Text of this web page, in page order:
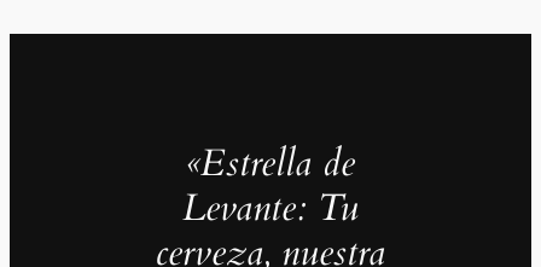
«Estrella de
Levante: Tu
cerveza, nuestra